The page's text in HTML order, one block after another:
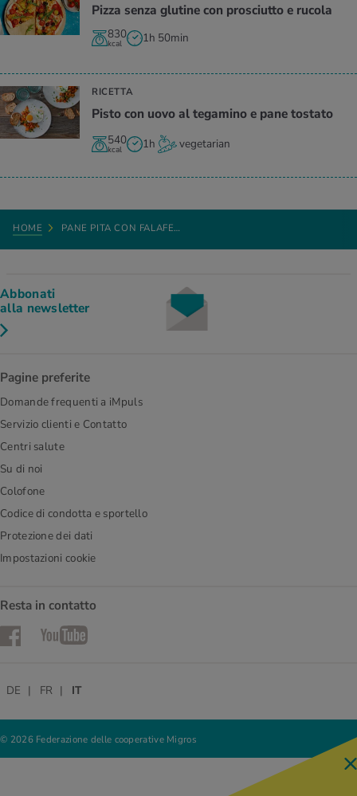
Pizza senza glutine con prosciutto e rucola
830
kcal 1h 50min
RICETTA
Pisto con uovo al tegamino e pane tostato
540
kcal 1h vegetarian
HOME PANE PITA CON FALAFE…
Abbonati
alla newsletter
Pagine preferite
Domande frequenti a iMpuls
Servizio clienti e Contatto
Centri salute
Su di noi
Colofone
Codice di condotta e sportello
Protezione dei dati
Impostazioni cookie
Resta in contatto
FacebookYouTube
© 2026 Federazione delle cooperative Migros
DE FR IT